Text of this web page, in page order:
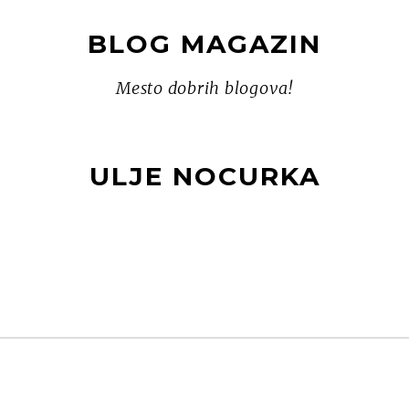
BLOG MAGAZIN
Mesto dobrih blogova!
ULJE NOCURKA